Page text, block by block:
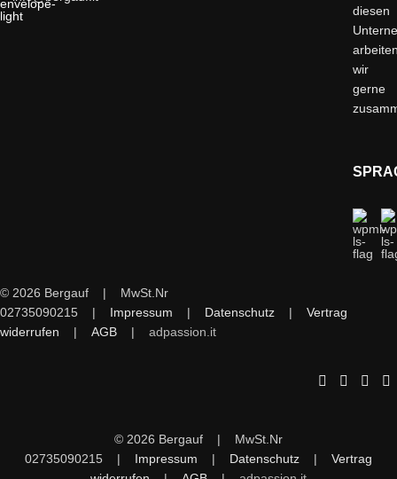
diesen
wir
gerne
© 2026 Bergauf | MwSt.Nr
02735090215 | Impressum | Datenschutz | Vertrag
widerrufen | AGB | adpassion.it
© 2026 Bergauf | MwSt.Nr
02735090215 | Impressum | Datenschutz | Vertrag